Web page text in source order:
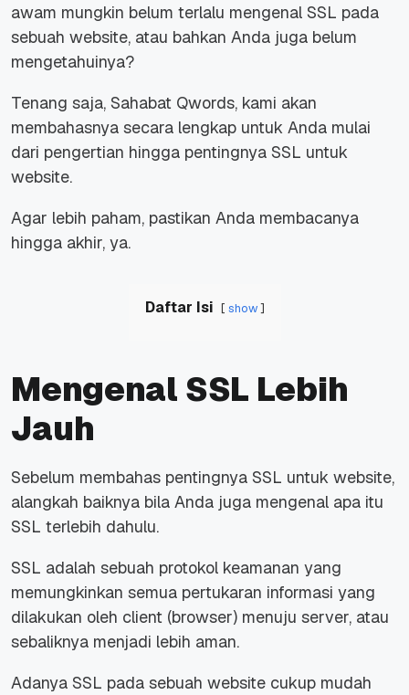
awam mungkin belum terlalu mengenal SSL pada
sebuah website, atau bahkan Anda juga belum
mengetahuinya?
Tenang saja, Sahabat Qwords, kami akan
membahasnya secara lengkap untuk Anda mulai
dari pengertian hingga pentingnya SSL untuk
website.
Agar lebih paham, pastikan Anda membacanya
hingga akhir, ya.
Daftar Isi show
Mengenal SSL Lebih
Jauh
Sebelum membahas pentingnya SSL untuk website,
alangkah baiknya bila Anda juga mengenal apa itu
SSL terlebih dahulu.
SSL adalah sebuah protokol keamanan yang
memungkinkan semua pertukaran informasi yang
dilakukan oleh client (browser) menuju server, atau
sebaliknya menjadi lebih aman.
Adanya SSL pada sebuah website cukup mudah